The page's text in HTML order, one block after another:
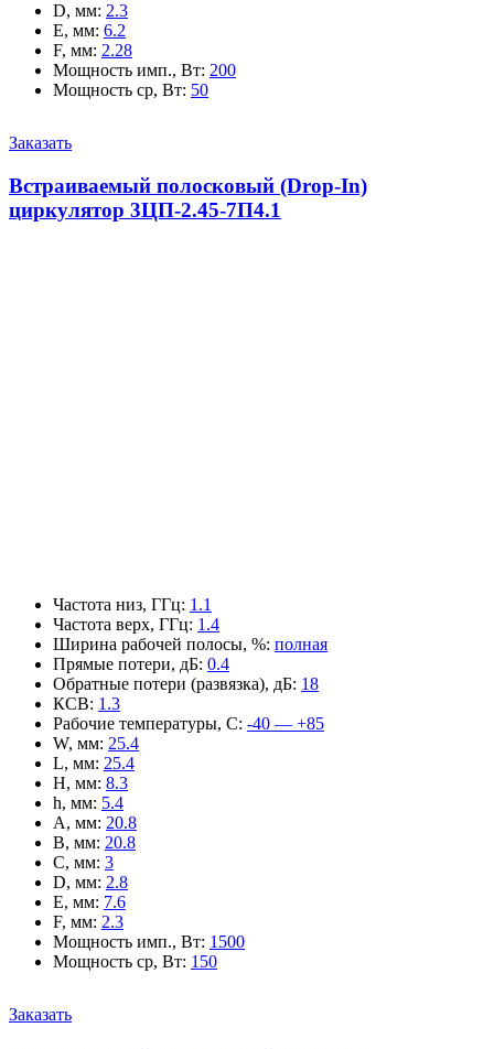
D, мм: 2.3
E, мм: 6.2
F, мм: 2.28
Мощность имп., Вт: 200
Мощность ср, Вт: 50
Заказать
Встраиваемый полосковый (Drop-In)
циркулятор 3ЦП-2.45-7П4.1
Частота низ, ГГц: 1.1
Частота верх, ГГц: 1.4
Ширина рабочей полосы, %: полная
Прямые потери, дБ: 0.4
Обратные потери (развязка), дБ: 18
КСВ: 1.3
Рабочие температуры, С: -40 — +85
W, мм: 25.4
L, мм: 25.4
H, мм: 8.3
h, мм: 5.4
A, мм: 20.8
B, мм: 20.8
C, мм: 3
D, мм: 2.8
E, мм: 7.6
F, мм: 2.3
Мощность имп., Вт: 1500
Мощность ср, Вт: 150
Заказать